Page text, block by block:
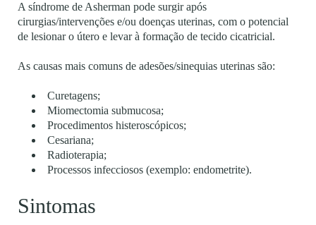
A síndrome de Asherman pode surgir após
cirurgias/intervenções e/ou doenças uterinas, com o potencial
de lesionar o útero e levar à formação de tecido cicatricial.
As causas mais comuns de adesões/sinequias uterinas são:
Curetagens;
Miomectomia submucosa;
Procedimentos histeroscópicos;
Cesariana;
Radioterapia;
Processos infecciosos (exemplo: endometrite).
Sintomas